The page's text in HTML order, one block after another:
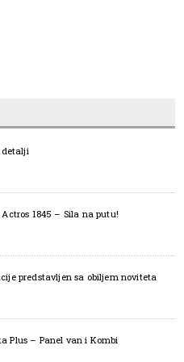
detalji
1845 – Sila na putu!
predstavljen sa obiljem noviteta
Plus – Panel van i Kombi